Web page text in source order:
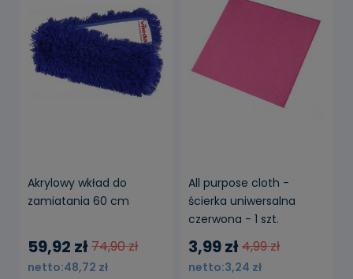
Akrylowy wkład do
zamiatania 60 cm
59,92 zł 74,90 zł
48,72 zł
All purpose cloth -
ścierka uniwersalna
czerwona - 1 szt.
3,99 zł 4,99 zł
3,24 zł